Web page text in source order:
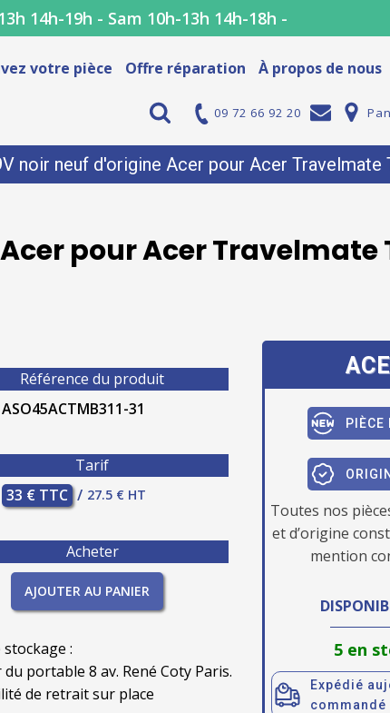
14h-19h - Sam 10h-13h 14h-18h -
votre pièce Offre réparation À propos de nous
09 72 66 92 20
noir neuf d'origine Acer pour Acer Travelmate
pour Acer Travelmate
Référence du produit
ASO45ACTMB311-31
Tarif
33 € TTC / 27.5 € HT
Acheter
AJOUTER AU PANIER
stockage :
du portable 8 av. René Coty Paris.
de retrait sur place
PIÈCE
Toutes nos
et d’origine
mention
5 en
Expédié
commandé